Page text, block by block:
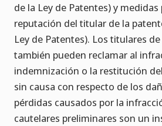
de la Ley de Patentes) y
reputación del titular de la
Ley de Patentes). Los titulares
también pueden reclamar al
indemnización o la restitución
sin causa con respecto de los
pérdidas causados por la
cautelares preliminares son un